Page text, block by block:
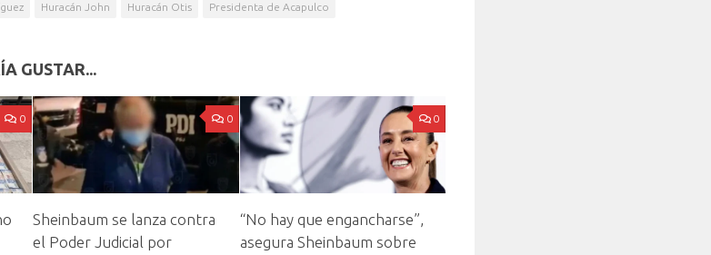
Huracán John Huracán Otis Presidenta de Acapulco
GUSTAR...
0 0
Sheinbaum se lanza contra
el Poder Judicial por
0
“No hay que engancharse”,
asegura Sheinbaum sobre